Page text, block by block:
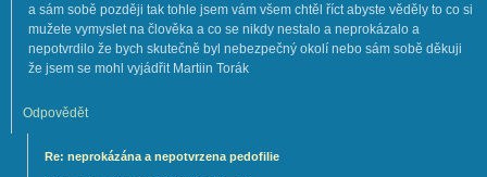
a sám sobě později tak tohle jsem vám všem chtěl říct abyste věděly to co si
mužete vymyslet na člověka a co se nikdy nestalo a neprokázalo a
nepotvrdilo že bych skutečně byl nebezpečný okolí nebo sám sobě děkuji
že jsem se mohl vyjádřit Martiin Torák
Odpovědět
Re: neprokázána a nepotvrzena pedofilie